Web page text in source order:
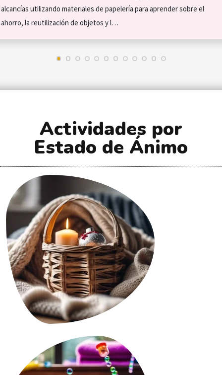
alcancías utilizando materiales de papelería para aprender sobre el
ahorro, la reutilización de objetos y l…
Actividades por
Estado de Ánimo